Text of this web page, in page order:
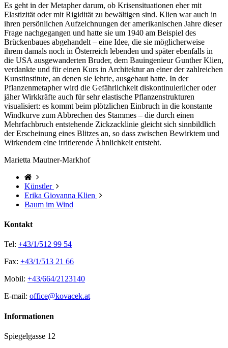
Es geht in der Metapher darum, ob Krisensituationen eher mit
Elastizität oder mit Rigidität zu bewältigen sind. Klien war auch in
ihren persönlichen Aufzeichnungen der amerikanischen Jahre dieser
Frage nachgegangen und hatte sie um 1940 am Beispiel des
Brückenbaues abgehandelt – eine Idee, die sie möglicherweise
ihrem damals noch in Österreich lebenden und später ebenfalls in
die USA ausgewanderten Bruder, dem Bauingenieur Gunther Klien,
verdankte und für einen Kurs in Architektur an einer der zahlreichen
Kunstinstitute, an denen sie lehrte, ausgebaut hatte. In der
Pflanzenmetapher wird die Gefährlichkeit diskontinuierlicher oder
jäher Wirkkräfte auch für sehr elastische Pflanzenstrukturen
visualisiert: es kommt beim plötzlichen Einbruch in die konstante
Windkurve zum Abbrechen des Stammes – die durch einen
Mehrfachbruch entstehende Zickzacklinie gleicht sich sinnbildlich
der Erscheinung eines Blitzes an, so dass zwischen Bewirktem und
Wirkendem eine irritierende Ähnlichkeit entsteht.
Marietta Mautner-Markhof
Künstler
Erika Giovanna Klien
Baum im Wind
Kontakt
Tel: +43/1/512 99 54
Fax: +43/1/513 21 66
Mobil: +43/664/2123140
E-mail: office@kovacek.at
Informationen
Spiegelgasse 12